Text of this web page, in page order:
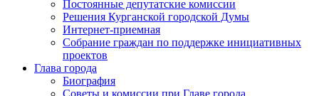
Постоянные депутатские комиссии
Решения Курганской городской Думы
Интернет-приемная
Собрание граждан по поддержке инициативных
проектов
Глава города
Биография
Советы и комиссии при Главе города